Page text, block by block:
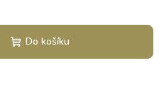
Do košíku